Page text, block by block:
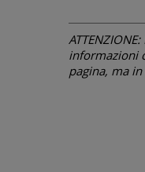
informazioni
pagina, ma